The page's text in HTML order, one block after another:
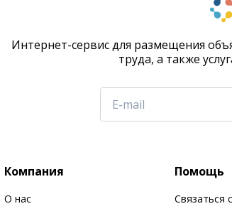
Интернет-сервис для размещения
труда, а также
Компания
О нас
Помощь
Связаться